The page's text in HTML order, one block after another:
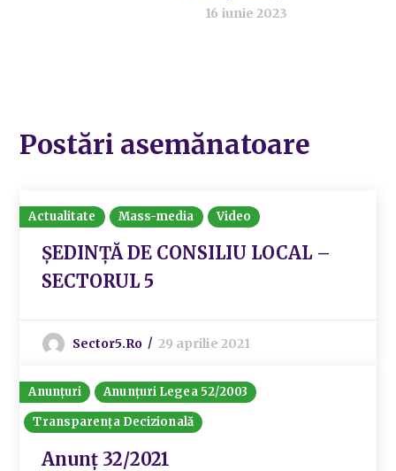
16 iunie 2023
Postări asemănatoare
Actualitate Mass-media Video
ȘEDINȚĂ DE CONSILIU LOCAL –
SECTORUL 5
Sector5.ro 29 aprilie 2021
Anunțuri
Anunțuri Legea 52/2003
Transparența Decizională
Anunț 32/2021